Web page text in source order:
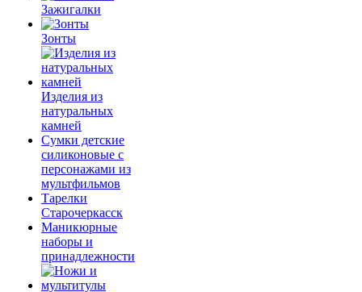
Зажигалки
Зонты
Изделия из
натуральных
камней
Сумки детские
силиконовые с
персонажами из
мультфильмов
Тарелки
Старочеркасск
Маникюрные
наборы и
принадлежности